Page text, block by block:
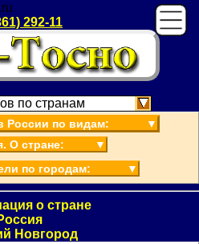
292-11
по странам
России по видам:
▼
О стране:
▼
по городам:
▼
о стране
Новгород